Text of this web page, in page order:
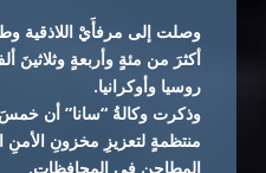
وصلت إلى مرفأَيْ اللاذقية
أكثرَ من مئةٍ وأربعةٍ
روسيا وأوكرانيا.
وذكرت وكالةُ “سانا” أن
منتظمةٍ لتعزيزِ مخزونِ الأمنِ
المطاحنِ في المحافظات.